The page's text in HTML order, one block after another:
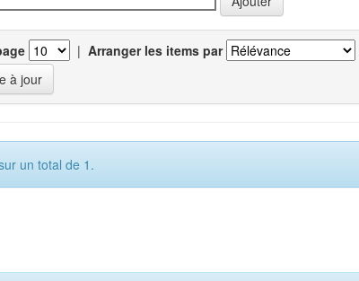
| Arranger les items par
un total de 1.